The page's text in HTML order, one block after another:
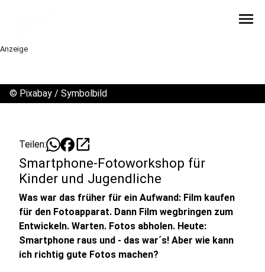
menu
Anzeige
© Pixabay / Symbolbild
Teilen: open_in_new
Smartphone-Fotoworkshop für
Kinder und Jugendliche
Was war das früher für ein Aufwand: Film kaufen
für den Fotoapparat. Dann Film wegbringen zum
Entwickeln. Warten. Fotos abholen. Heute:
Smartphone raus und - das war´s! Aber wie kann
ich richtig gute Fotos machen?